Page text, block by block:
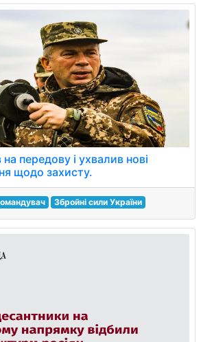
передову і ухвалив нові
щодо захисту.
Збройні сили України